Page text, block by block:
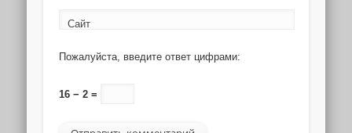
Сайт
Пожалуйста, введите ответ цифрами:
16 − 2 =